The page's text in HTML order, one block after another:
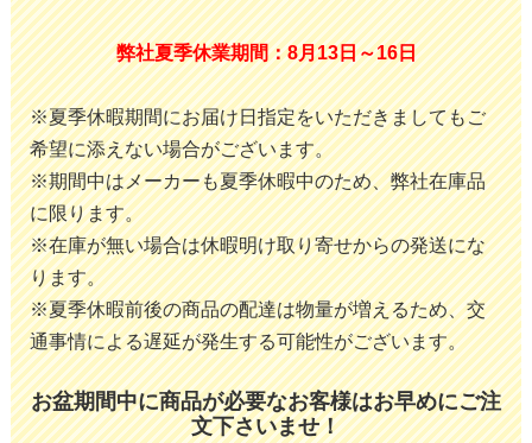
弊社夏季休業期間：8月13日～16日
※夏季休暇期間にお届け日指定をいただきましてもご
希望に添えない場合がございます。
※期間中はメーカーも夏季休暇中のため、弊社在庫品
に限ります。
※在庫が無い場合は休暇明け取り寄せからの発送にな
ります。
※夏季休暇前後の商品の配達は物量が増えるため、交
通事情による遅延が発生する可能性がございます。
お盆期間中に商品が必要なお客様はお早めにご注
文下さいませ！